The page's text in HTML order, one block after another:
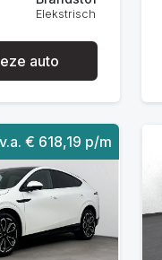
Elekstrisch
auto
v.a. € 618,19 p/m